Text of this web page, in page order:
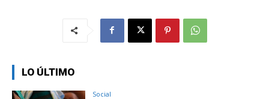
LO ÚLTIMO
Social